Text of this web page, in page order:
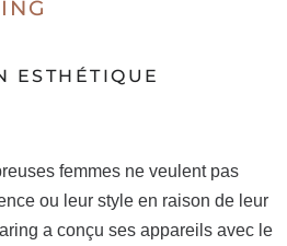
ESTHÉTIQUE
femmes ne veulent pas
ou leur style en raison de leur
a conçu ses appareils avec le